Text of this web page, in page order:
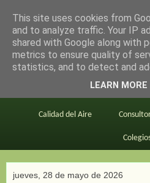
en bici por
Este blog BiciMAD
Calidad del Aire
jueves, 28 de mayo de 2026
This site uses cookies from
and to analyze traffic. Your IP
shared with Google along with
metrics to ensure quality of
statistics, and to detect and
LEARN MORE